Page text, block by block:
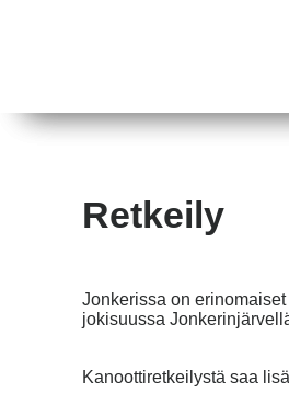
Retkeily
Jonkerissa on
jokisuussa
Kanoottiretkeilystä saa